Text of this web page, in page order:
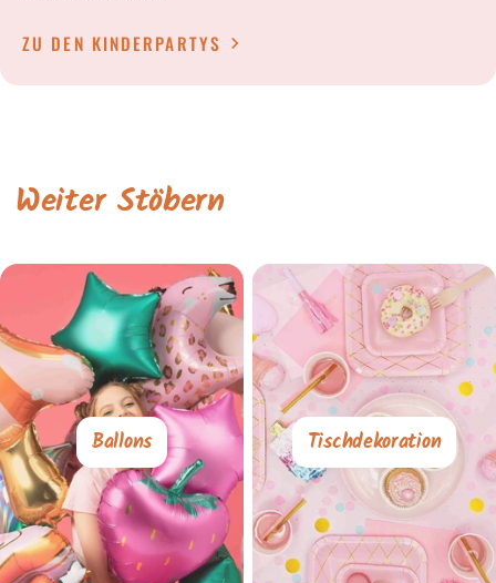
ZU DEN KINDERPARTYS
Weiter Stöbern
Ballons Tischdekoration